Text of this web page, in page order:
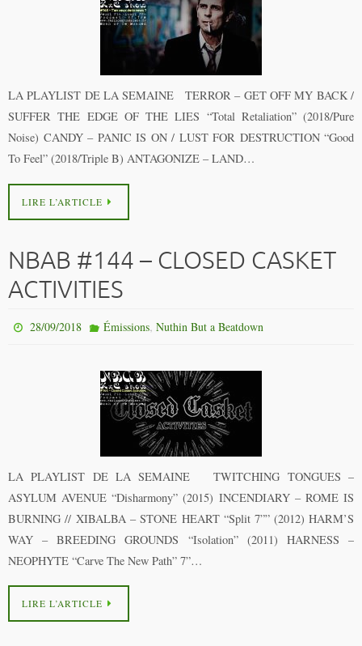
LA PLAYLIST DE LA SEMAINE TERROR – GET OFF MY BACK /
SUFFER THE EDGE OF THE LIES “Total Retaliation” (2018/Pure
Noise) CANDY – PANIC IS ON / LUST FOR DESTRUCTION “Good
To Feel” (2018/Triple B) ANTAGONIZE – LAND…
LIRE L’ARTICLE
NBAB #144 – CLOSED CASKET
ACTIVITIES
28/09/2018 Émissions, Nuthin But a Beatdown
LA PLAYLIST DE LA SEMAINE TWITCHING TONGUES –
ASYLUM AVENUE “Disharmony” (2015) INCENDIARY – ROME IS
BURNING // XIBALBA – STONE HEART “Split 7”” (2012) HARM’S
WAY – BREEDING GROUNDS “Isolation” (2011) HARNESS –
NEOPHYTE “Carve The New Path” 7”…
LIRE L’ARTICLE